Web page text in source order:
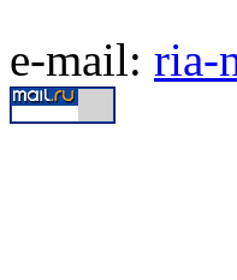
e-mail: ria-